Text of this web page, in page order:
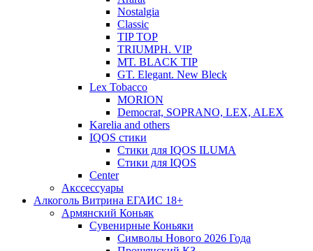
Nostalgia
Classic
TIP TOP
TRIUMPH. VIP
MT. BLACK TIP
GT. Elegant. New Bleck
Lex Tobacco
MORION
Democrat, SOPRANO, LEX, ALEX
Karelia and others
IQOS стики
Стики для IQOS ILUMA
Стики для IQOS
Сenter
Акссессуары
Алкоголь Витрина ЕГАИС 18+
Армянский Коньяк
Сувенирные Коньяки
Символы Нового 2026 Года